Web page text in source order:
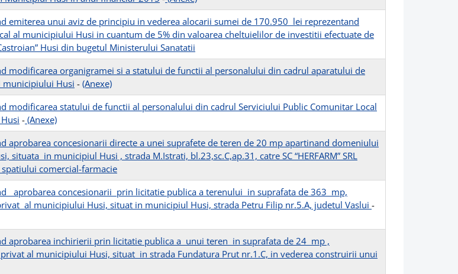
emiterea unui aviz de principiu in vederea alocarii sumei de 170.950 lei reprezentand
al municipiului Husi in cuantum de 5% din valoarea cheltuielilor de investitii efectuate de
Husi din bugetul Ministerului Sanatatii
modificarea organigramei si a statului de functii al personalului din cadrul aparatului de
Husi - (Anexe)
modificarea statului de functii al personalului din cadrul Serviciului Public Comunitar Local
- (Anexe)
aprobarea concesionarii directe a unei suprafete de teren de 20 mp apartinand domeniului
situata in municipiul Husi , strada M.Istrati, bl.23,sc.C,ap.31, catre SC “HERFARM” SRL
comercial-farmacie
aprobarea concesionarii prin licitatie publica a terenului in suprafata de 363 mp,
al municipiului Husi, situat in municipiul Husi, strada Petru Filip nr.5.A, judetul Vaslui -
aprobarea inchirierii prin licitatie publica a unui teren in suprafata de 24 mp ,
al municipiului Husi, situat in strada Fundatura Prut nr.1.C, in vederea construirii unui